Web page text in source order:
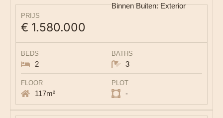
Binnen Buiten: Exterior
PRIJS
€ 1.580.000
BEDS
2
BATHS
3
FLOOR
117m²
PLOT
-